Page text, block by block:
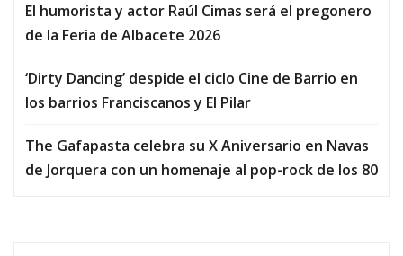
El humorista y actor Raúl Cimas será el pregonero
de la Feria de Albacete 2026
‘Dirty Dancing’ despide el ciclo Cine de Barrio en
los barrios Franciscanos y El Pilar
The Gafapasta celebra su X Aniversario en Navas
de Jorquera con un homenaje al pop-rock de los 80